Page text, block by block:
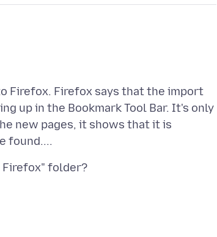
Firefox. Firefox says that the import
up in the Bookmark Tool Bar. It's only
new pages, it shows that it is